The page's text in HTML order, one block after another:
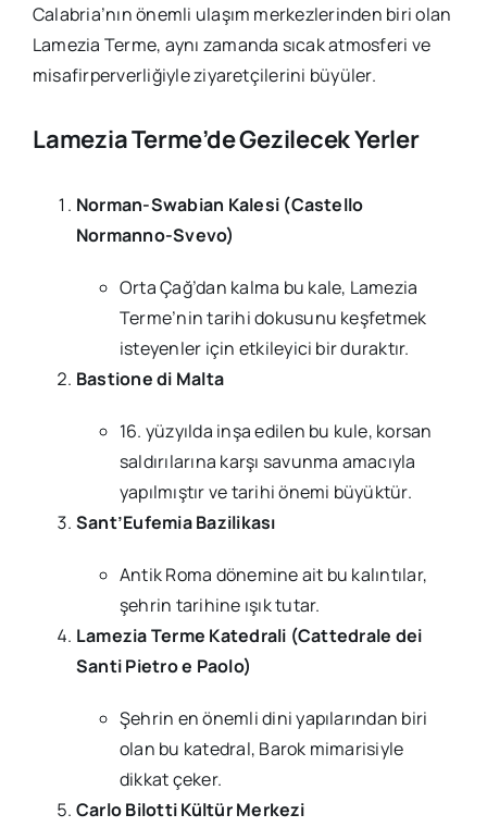
Calabria’nın önemli ulaşım merkezlerinden biri olan
Lamezia Terme, aynı zamanda sıcak atmosferi ve
misafirperverliğiyle ziyaretçilerini büyüler.
Lamezia Terme’de Gezilecek Yerler
Norman-Swabian Kalesi (Castello
Normanno-Svevo)
Orta Çağ’dan kalma bu kale, Lamezia
Terme’nin tarihi dokusunu keşfetmek
isteyenler için etkileyici bir duraktır.
Bastione di Malta
16. yüzyılda inşa edilen bu kule, korsan
saldırılarına karşı savunma amacıyla
yapılmıştır ve tarihi önemi büyüktür.
Sant’Eufemia Bazilikası
Antik Roma dönemine ait bu kalıntılar,
şehrin tarihine ışık tutar.
Lamezia Terme Katedrali (Cattedrale dei
Santi Pietro e Paolo)
Şehrin en önemli dini yapılarından biri
olan bu katedral, Barok mimarisiyle
dikkat çeker.
Carlo Bilotti Kültür Merkezi